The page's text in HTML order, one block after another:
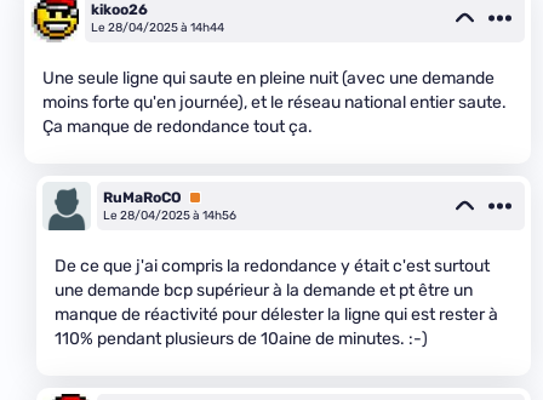
kikoo26
Le 28/04/2025 à 14h44
Une seule ligne qui saute en pleine nuit (avec une demande
moins forte qu'en journée), et le réseau national entier saute.
Ça manque de redondance tout ça.
RuMaRoCO
Premium
Le 28/04/2025 à 14h56
De ce que j'ai compris la redondance y était c'est surtout
une demande bcp supérieur à la demande et pt être un
manque de réactivité pour délester la ligne qui est rester à
110% pendant plusieurs de 10aine de minutes. :-)